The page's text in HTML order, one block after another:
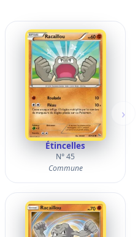
Étincelles
N° 45
Commune
›